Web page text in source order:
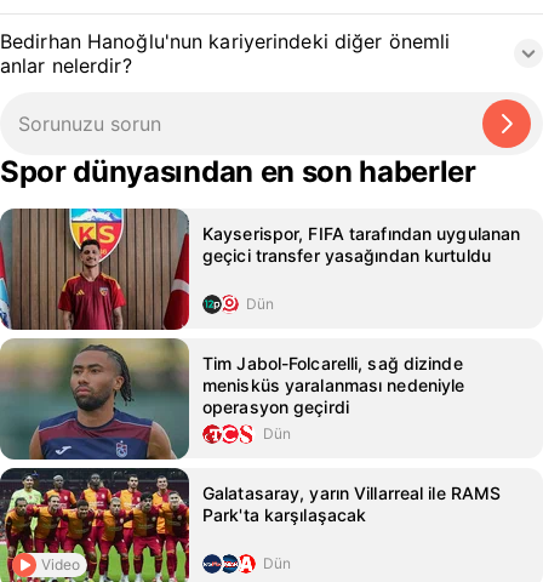
Bedirhan Hanoğlu'nun kariyerindeki diğer önemli
anlar nelerdir?
Spor dünyasından en son haberler
Kayserispor, FIFA tarafından uygulanan
geçici transfer yasağından kurtuldu
Dün
Tim Jabol-Folcarelli, sağ dizinde
menisküs yaralanması nedeniyle
operasyon geçirdi
Dün
Video
Galatasaray, yarın Villarreal ile RAMS
Park'ta karşılaşacak
Dün